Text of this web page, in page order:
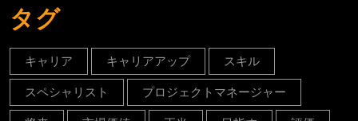
タグ
キャリア キャリアアップ スキル
スペシャリスト プロジェクトマネージャー